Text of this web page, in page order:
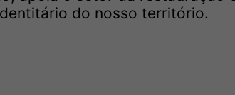
do nosso território.